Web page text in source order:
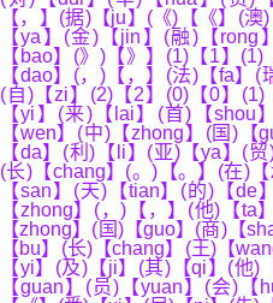
【，】(据)【ju】(《)【《】(
【ya】(金)【jin】(融)【
【bao】(》)【》】(1)【1】
【dao】(，)【，】(法)【fa】(
(自)【zi】(2)【2】(0)【0】
【yi】(来)【lai】(首)【shou
【wen】(中)【zhong】(国)
【da】(利)【li】(亚)【ya】(
(长)【chang】(。)【。】(在)
【san】(天)【tian】(的)【de
【zhong】(，)【，】(他)【ta
【zhong】(国)【guo】(商)【
【bu】(长)【chang】(王)【
【yi】(及)【ji】(其)【qi】(他
【guan】(员)【yuan】(会)